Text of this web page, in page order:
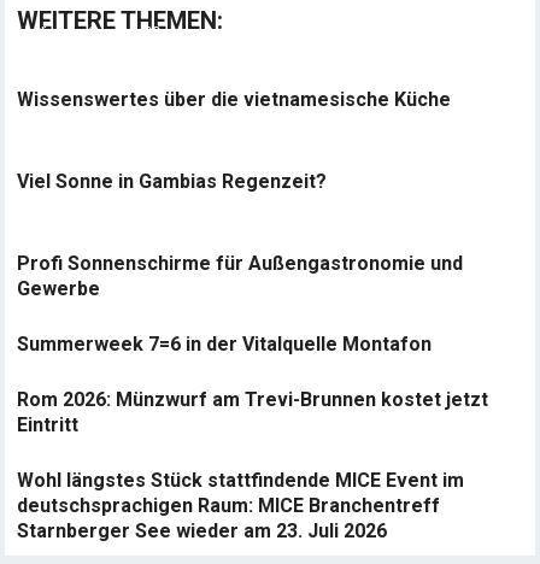
WEITERE THEMEN:
Wissenswertes über die vietnamesische Küche
Viel Sonne in Gambias Regenzeit?
Profi Sonnenschirme für Außengastronomie und
Gewerbe
Summerweek 7=6 in der Vitalquelle Montafon
Rom 2026: Münzwurf am Trevi-Brunnen kostet jetzt
Eintritt
Wohl längstes Stück stattfindende MICE Event im
deutschsprachigen Raum: MICE Branchentreff
Starnberger See wieder am 23. Juli 2026